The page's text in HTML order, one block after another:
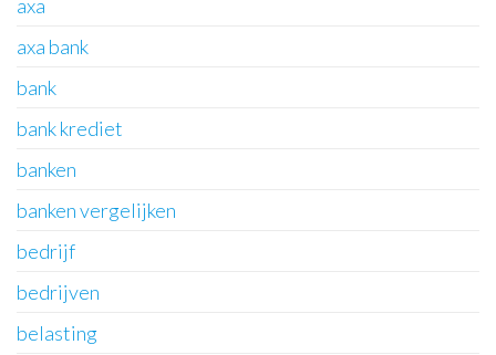
axa
axa bank
bank
bank krediet
banken
banken vergelijken
bedrijf
bedrijven
belasting